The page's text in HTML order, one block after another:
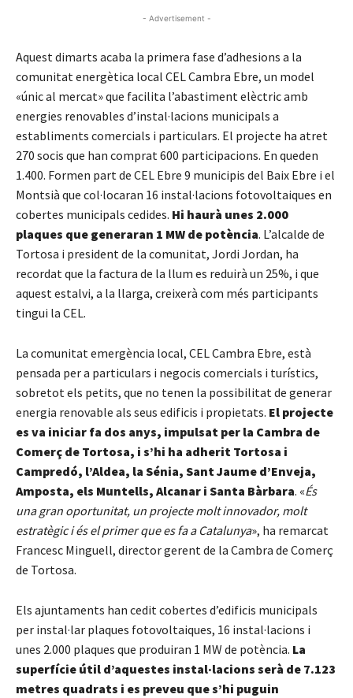
- Advertisement -
Aquest dimarts acaba la primera fase d’adhesions a la
comunitat energètica local CEL Cambra Ebre, un model
«únic al mercat» que facilita l’abastiment elèctric amb
energies renovables d’instal·lacions municipals a
establiments comercials i particulars. El projecte ha atret
270 socis que han comprat 600 participacions. En queden
1.400. Formen part de CEL Ebre 9 municipis del Baix Ebre i el
Montsià que col·locaran 16 instal·lacions fotovoltaiques en
cobertes municipals cedides. Hi haurà unes 2.000
plaques que generaran 1 MW de potència. L’alcalde de
Tortosa i president de la comunitat, Jordi Jordan, ha
recordat que la factura de la llum es reduirà un 25%, i que
aquest estalvi, a la llarga, creixerà com més participants
tingui la CEL.
La comunitat emergència local, CEL Cambra Ebre, està
pensada per a particulars i negocis comercials i turístics,
sobretot els petits, que no tenen la possibilitat de generar
energia renovable als seus edificis i propietats. El projecte
es va iniciar fa dos anys, impulsat per la Cambra de
Comerç de Tortosa, i s’hi ha adherit Tortosa i
Campredó, l’Aldea, la Sénia, Sant Jaume d’Enveja,
Amposta, els Muntells, Alcanar i Santa Bàrbara. «És
una gran oportunitat, un projecte molt innovador, molt
estratègic i és el primer que es fa a Catalunya», ha remarcat
Francesc Minguell, director gerent de la Cambra de Comerç
de Tortosa.
Els ajuntaments han cedit cobertes d’edificis municipals
per instal·lar plaques fotovoltaiques, 16 instal·lacions i
unes 2.000 plaques que produiran 1 MW de potència. La
superfície útil d’aquestes instal·lacions serà de 7.123
metres quadrats i es preveu que s’hi puguin